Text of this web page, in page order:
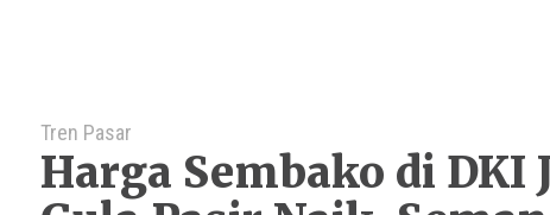
Tren Pasar
Harga Sembako di DKI